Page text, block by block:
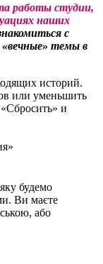
работы студии,
наших
с
темы в
историй.
или уменьшить
и
будемо
Ви маєте
або